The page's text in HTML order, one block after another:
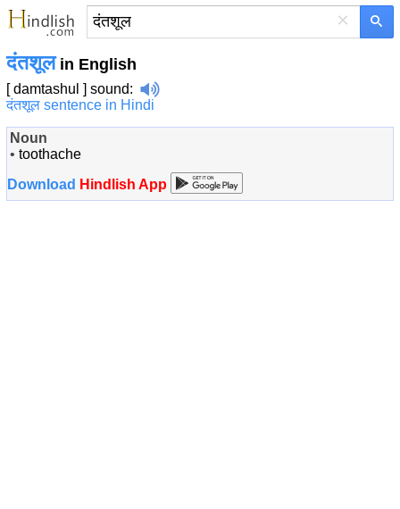
×
दंतशूलin English
[ damtashul ] sound:
दंतशूल sentence in Hindi
Noun
• toothache
Download Hindlish App